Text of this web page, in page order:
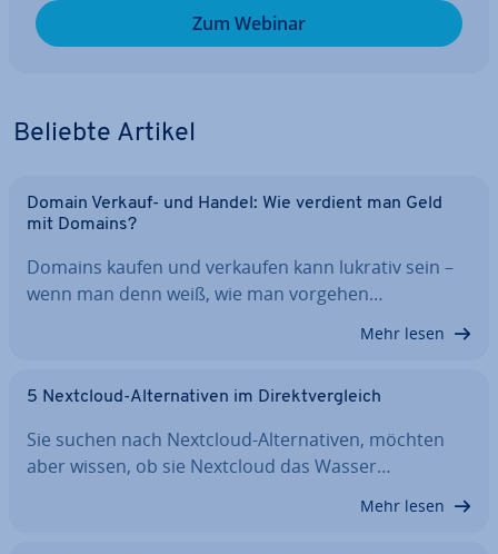
Zum Webinar
Beliebte Artikel
Domain Verkauf- und Handel: Wie verdient man Geld
mit Domains?
Domains kaufen und verkaufen kann lukrativ sein –
wenn man denn weiß, wie man vorgehen…
Mehr lesen
5 Nextcloud-Al­ter­na­ti­ven im Di­rekt­ver­gleich
Sie suchen nach Nextcloud-Al­ter­na­ti­ven, möchten
aber wissen, ob sie Nextcloud das Wasser…
Mehr lesen